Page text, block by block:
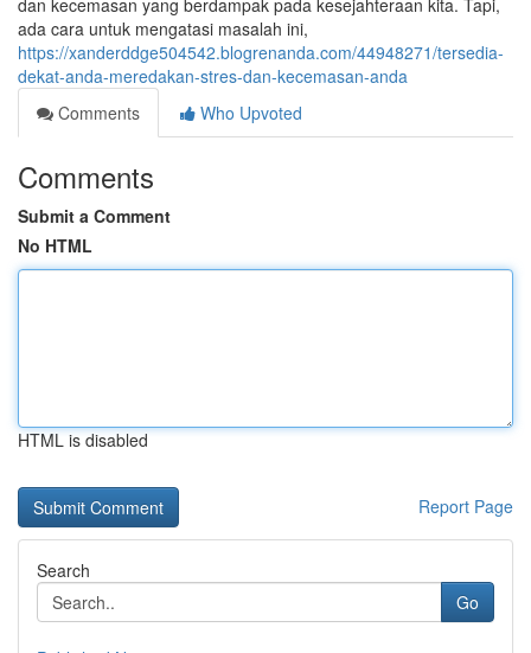
dan kecemasan yang berdampak pada kesejahteraan kita. Tapi,
ada cara untuk mengatasi masalah ini,
https://xanderddge504542.blogrenanda.com/44948271/tersedia-
dekat-anda-meredakan-stres-dan-kecemasan-anda
Comments
Who Upvoted
Comments
Submit a Comment
No HTML
HTML is disabled
Report Page
Search
Go